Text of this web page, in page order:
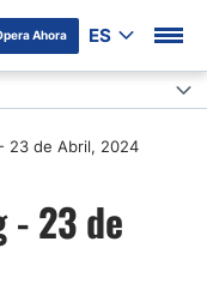
Ahora ES
23 de Abril, 2024
- 23 de